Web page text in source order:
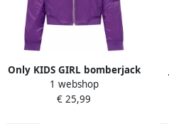
Only KIDS GIRL bomberjack
tussen KOGTHILDE paars
Jas Meisjes Polyester Ronde
1 webshop
€ 25,99